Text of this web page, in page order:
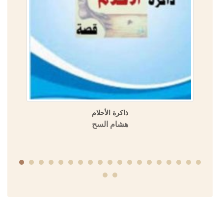
ذاكرة الأحلام
هشام السح